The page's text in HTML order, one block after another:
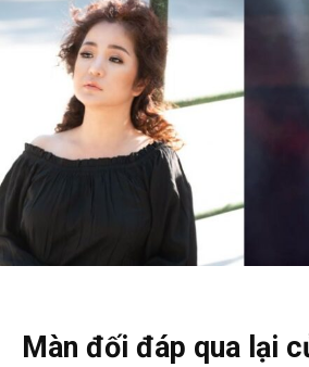
Màn đối đáp qua lại